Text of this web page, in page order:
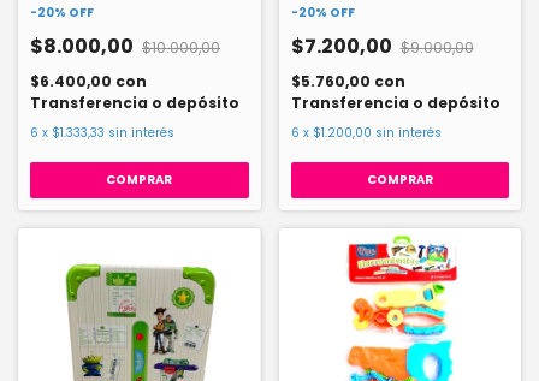
-20% OFF
$8.000,00 $10.000,00
$6.400,00 con
Transferencia o depósito
6 x $1.333,33 sin interés
-20% OFF
$7.200,00 $9.000,00
$5.760,00 con
Transferencia o depósito
6 x $1.200,00 sin interés